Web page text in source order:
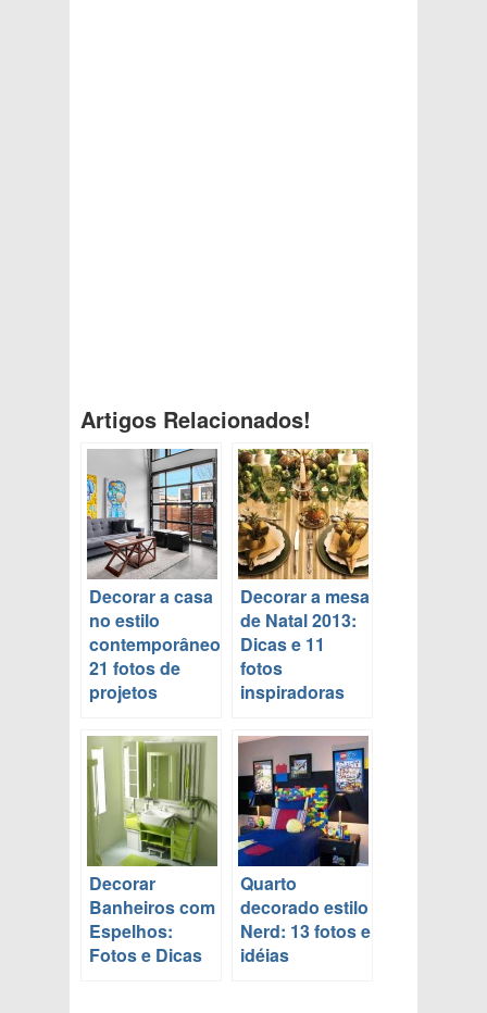
Artigos Relacionados!
Decorar a casa
no estilo
contemporâneo:
21 fotos de
projetos
Decorar a mesa
de Natal 2013:
Dicas e 11
fotos
inspiradoras
Decorar
Banheiros com
Espelhos:
Fotos e Dicas
Quarto
decorado estilo
Nerd: 13 fotos e
idéias